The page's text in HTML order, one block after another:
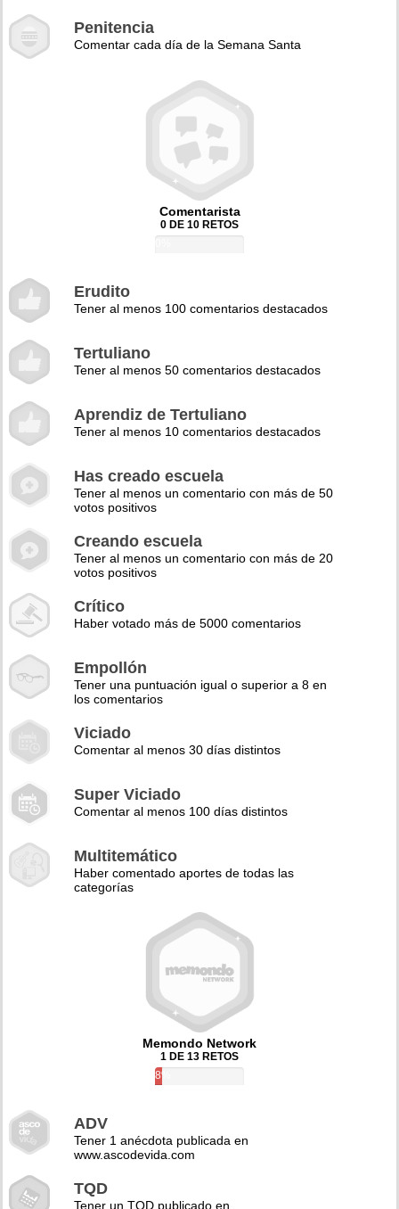
Penitencia
Comentar cada día de la Semana Santa
Comentarista
0 DE 10 RETOS
Erudito
Tener al menos 100 comentarios destacados
Tertuliano
Tener al menos 50 comentarios destacados
Aprendiz de Tertuliano
Tener al menos 10 comentarios destacados
Has creado escuela
Tener al menos un comentario con más de 50
votos positivos
Creando escuela
Tener al menos un comentario con más de 20
votos positivos
Crítico
Haber votado más de 5000 comentarios
Empollón
Tener una puntuación igual o superior a 8 en
los comentarios
Viciado
Comentar al menos 30 días distintos
Super Viciado
Comentar al menos 100 días distintos
Multitemático
Haber comentado aportes de todas las
categorías
Memondo Network
1 DE 13 RETOS
8%
ADV
Tener 1 anécdota publicada en
www.ascodevida.com
TQD
Tener un TQD publicado en